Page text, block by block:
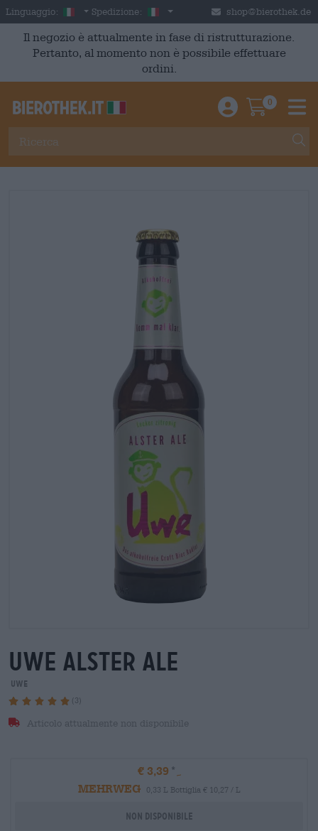
Skip to main content
Linguaggio: Italian
Spedizione: Italia shop@bierothek.de
Il negozio è attualmente in fase di ristrutturazione.
Pertanto, al momento non è possibile effettuare
ordini.
Einloggen /
0
uwe alster ale
Uwe
(3)
Articolo attualmente non disponibile
€ 3,39
MEHRWEG
0,33 L Bottiglia € 10,27 / L
Non disponibile